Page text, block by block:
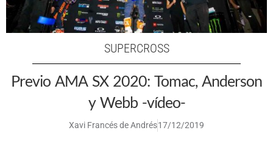
SUPERCROSS
Previo AMA SX 2020: Tomac, Anderson
y Webb -vídeo-
Xavi Francés de Andrés17/12/2019